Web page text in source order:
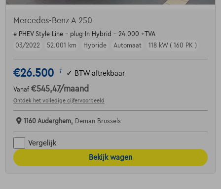
Mercedes-Benz A 250
e PHEV Style Line - plug-In Hybrid - 24.000 +TVA
03/2022
52.001 km Hybride Automaat 118 kW ( 160 PK )
€26.500 1 ✓ BTW aftrekbaar
Vanaf €545,47/maand
Ontdek het volledige cijfervoorbeeld
1160 Auderghem, Deman Brussels
Vergelijk
Bekijk wagen